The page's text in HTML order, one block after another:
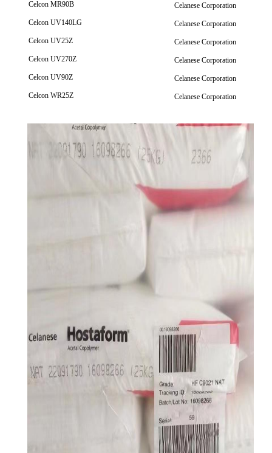
Celcon MR90B
Celanese Corporation
Celcon UV140LG
Celanese Corporation
Celcon UV25Z
Celanese Corporation
Celcon UV270Z
Celanese Corporation
Celcon UV90Z
Celanese Corporation
Celcon WR25Z
Celanese Corporation